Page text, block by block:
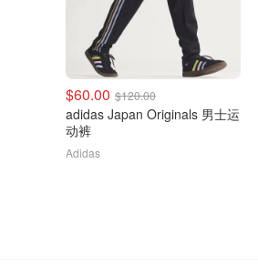
$60.00 $120.00
adidas Japan Originals 男士运
动裤
Adidas